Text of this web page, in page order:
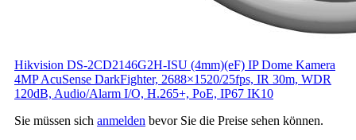
Hikvision DS-2CD2146G2H-ISU (4mm)(eF) IP Dome Kamera
4MP AcuSense DarkFighter, 2688×1520/25fps, IR 30m, WDR
120dB, Audio/Alarm I/O, H.265+, PoE, IP67 IK10
Sie müssen sich anmelden bevor Sie die Preise sehen können.